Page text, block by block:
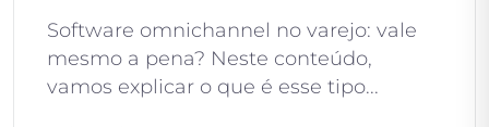
Software omnichannel no varejo: vale
mesmo a pena? Neste conteúdo,
vamos explicar o que é esse tipo...